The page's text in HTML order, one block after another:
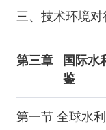
三、技术环境
第三章
国际水
鉴
第一节 全球水